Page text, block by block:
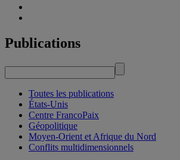
Publications
Toutes les publications
États-Unis
Centre FrancoPaix
Géopolitique
Moyen-Orient et Afrique du Nord
Conflits multidimensionnels